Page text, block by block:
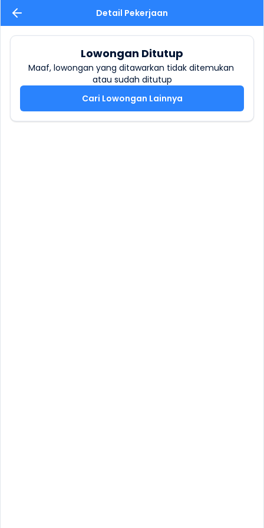
Detail Pekerjaan
Lowongan Ditutup
Maaf, lowongan yang ditawarkan tidak ditemukan
atau sudah ditutup
Cari Lowongan Lainnya